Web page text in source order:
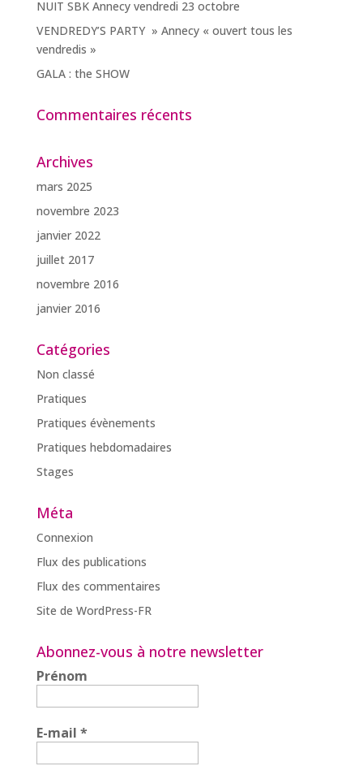
NUIT SBK Annecy vendredi 23 octobre
VENDREDY’S PARTY » Annecy « ouvert tous les
vendredis »
GALA : the SHOW
Commentaires récents
Archives
mars 2025
novembre 2023
janvier 2022
juillet 2017
novembre 2016
janvier 2016
Catégories
Non classé
Pratiques
Pratiques évènements
Pratiques hebdomadaires
Stages
Méta
Connexion
Flux des publications
Flux des commentaires
Site de WordPress-FR
Abonnez-vous à notre newsletter
Prénom
E-mail *